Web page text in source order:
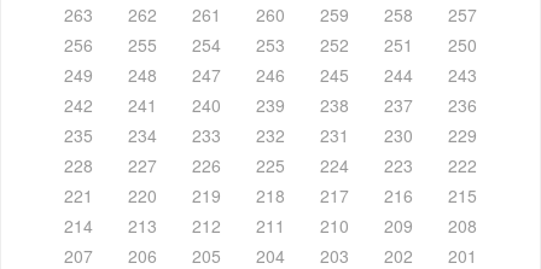
263
262 261 260 259 258
257
256
255 254 253 252 251
250
249
248 247 246 245 244
243
242
241 240 239 238 237
236
235
234 233 232 231 230
229
228
227 226 225 224 223
222
221
220 219 218 217 216
215
214
213 212 211 210 209
208
207
206 205 204 203 202
201